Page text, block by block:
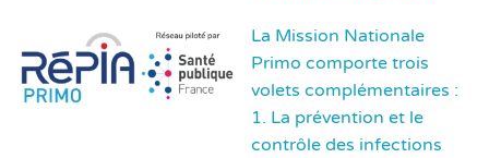
La Mission Nationale
Primo comporte trois
volets complémentaires :
1. La prévention et le
contrôle des infections